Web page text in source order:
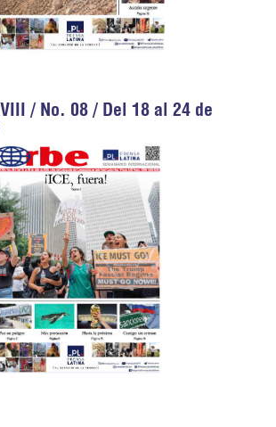
/ No. 08 / Del 18 al 24 de